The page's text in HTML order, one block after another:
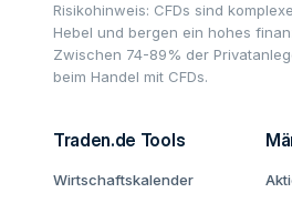
Risikohinweis: CFDs sind
Hebel und bergen ein hohes
Zwischen 74-89% der
beim Handel mit CFDs.
Traden.de Tools
Wirtschaftskalender